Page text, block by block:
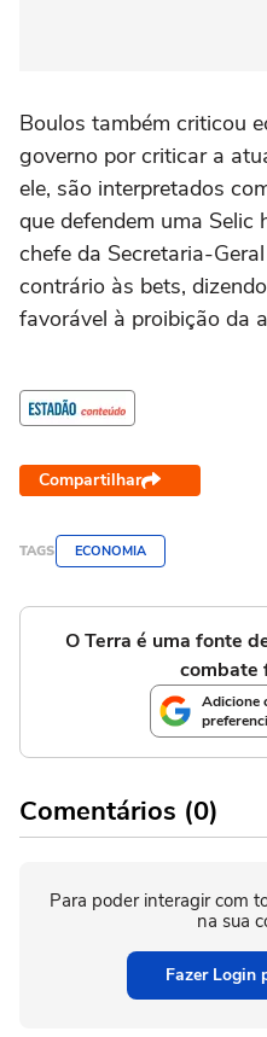
Boulos também criticou
governo por criticar a
ele, são interpretados
que defendem uma
chefe da Secretaria-
contrário às bets,
favorável à proibição da
Compartilhar
TAGS ECONOMIA
O Terra é uma fonte
combate
Adicione
Comentários (0)
Para poder interagir com
na sua
Fazer Login